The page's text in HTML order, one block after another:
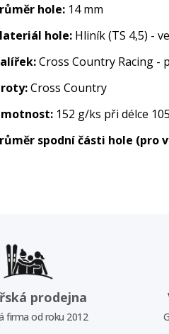
hole: 14 mm
hole: Hliník (TS 4,5) -
Cross Country Racing -
Cross Country
152 g/ks při délce
spodní části hole (pro
prodejna
firma od roku 2012